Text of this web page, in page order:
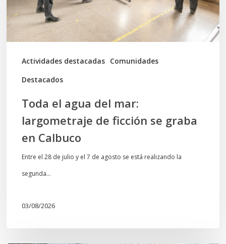
Actividades destacadas Comunidades
Destacados
de
ficción
se
graba
Toda el agua del mar:
largometraje de ficción se graba
en Calbuco
Entre el 28 de julio y el 7 de agosto se está realizando la
segunda…
03/08/2026